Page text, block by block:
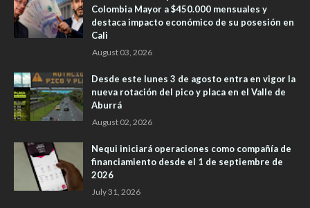
Colombia Mayor a $450.000 mensuales y
destaca impacto económico de su posesión en
Cali
August 03, 2026
Desde este lunes 3 de agosto entra en vigor la
nueva rotación del pico y placa en el Valle de
Aburrá
August 02, 2026
Nequi iniciará operaciones como compañía de
financiamiento desde el 1 de septiembre de
2026
July 31, 2026